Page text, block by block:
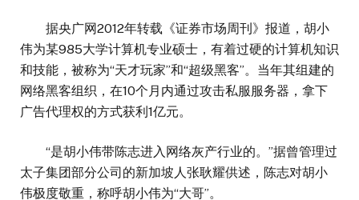
据央广网2012年转载《证券市场周刊》报道，胡小
伟为某985大学计算机专业硕士，有着过硬的计算机知识
和技能，被称为“天才玩家”和“超级黑客”。当年其组建的
网络黑客组织，在10个月内通过攻击私服服务器，拿下
广告代理权的方式获利1亿元。
“是胡小伟带陈志进入网络灰产行业的。”据曾管理过
太子集团部分公司的新加坡人张耿耀供述，陈志对胡小
伟极度敬重，称呼胡小伟为“大哥”。